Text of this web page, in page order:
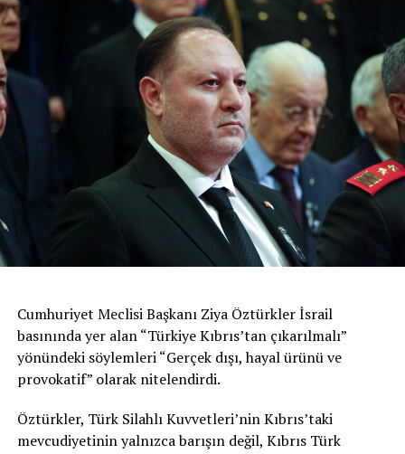
Cumhuriyet Meclisi Başkanı Ziya Öztürkler İsrail
basınında yer alan “Türkiye Kıbrıs’tan çıkarılmalı”
yönündeki söylemleri “Gerçek dışı, hayal ürünü ve
provokatif” olarak nitelendirdi.
Öztürkler, Türk Silahlı Kuvvetleri’nin Kıbrıs’taki
mevcudiyetinin yalnızca barışın değil, Kıbrıs Türk